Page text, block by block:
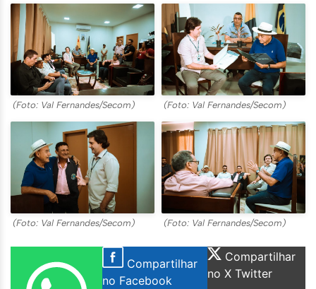
(Foto: Val Fernandes/Secom) (Foto: Val Fernandes/Secom)
(Foto: Val Fernandes/Secom) (Foto: Val Fernandes/Secom)
Compartilhar
no Facebook
Compartilhar
no X Twitter